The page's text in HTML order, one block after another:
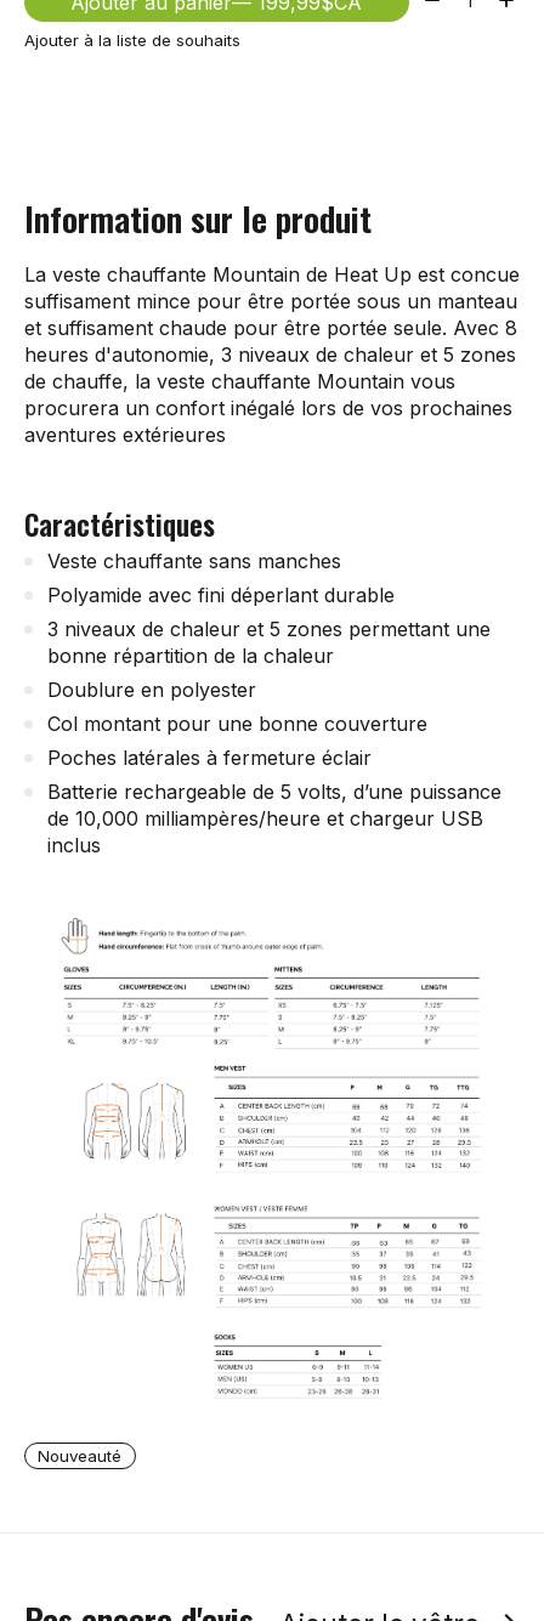
Ajouter à la liste de souhaits
Information sur le produit
La veste chauffante Mountain de Heat Up est concue
suffisament mince pour être portée sous un manteau
et suffisament chaude pour être portée seule. Avec 8
heures d'autonomie, 3 niveaux de chaleur et 5 zones
de chauffe, la veste chauffante Mountain vous
procurera un confort inégalé lors de vos prochaines
aventures extérieures
Caractéristiques
Veste chauffante sans manches
Polyamide avec fini déperlant durable
3 niveaux de chaleur et 5 zones permettant une
bonne répartition de la chaleur
Doublure en polyester
Col montant pour une bonne couverture
Poches latérales à fermeture éclair
Batterie rechargeable de 5 volts, d’une puissance
de 10,000 milliampères/heure et chargeur USB
inclus
Nouveauté